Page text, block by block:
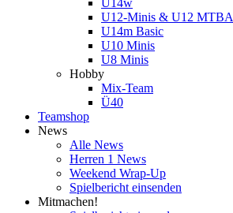
U14w
U12-Minis & U12 MTBA
U14m Basic
U10 Minis
U8 Minis
Hobby
Mix-Team
Ü40
Teamshop
News
Alle News
Herren 1 News
Weekend Wrap-Up
Spielbericht einsenden
Mitmachen!